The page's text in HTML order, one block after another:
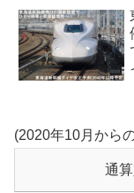
(2020年10月から
通